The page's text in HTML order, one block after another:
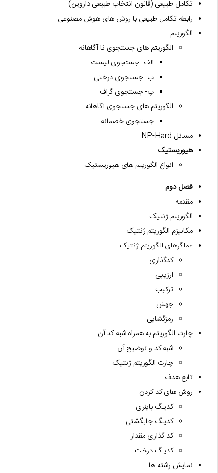
تکامل طبیعی (قانون انتخاب طبیعی داروین)
رابطه تکامل طبیعی با روش های هوش مصنوعی
الگوریتم
الگوریتم های جستجوی نا آگاهانه
الف- جستجوی لیست
ب- جستجوی درختی
پ- جستجوی گراف
الگوریتم های جستجوی آگاهانه
جستجوی خصمانه
مسائل NP-Hard
هیوریستیک
انواع الگوریتم های هیوریستیک
فصل دوم
مقدمه
الگوریتم ژنتیک
مکانیزم الگوریتم ژنتیک
عملگرهای الگوریتم ژنتیک
کدگذاری
ارزیابی
ترکیب
جهش
رمزگشایی
چارت الگوریتم به همراه شبه کد آن
شبه کد و توضیح آن
چارت الگوریتم ژنتیک
تابع هدف
روش های کد کردن
کدینگ باینری
کدینگ جایگشتی
کد گذاری مقدار
کدینگ درخت
نمایش رشته ها